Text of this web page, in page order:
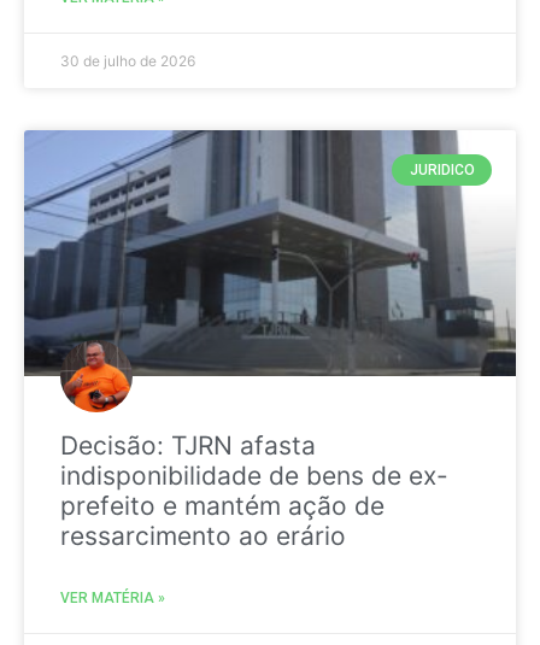
30 de julho de 2026
JURIDICO
Decisão: TJRN afasta
indisponibilidade de bens de ex-
prefeito e mantém ação de
ressarcimento ao erário
VER MATÉRIA »